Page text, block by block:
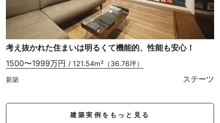
考え抜かれた住まいは明るくて機能的、性能も安心！
1500〜1999万円 / 121.54m²（36.76坪）
新築 ステーツ
建築実例をもっと見る